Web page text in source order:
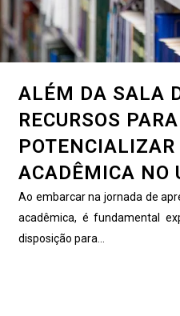
ALÉM DA SALA
RECURSOS PARA
ACADÊMICA NO
Ao embarcar na jornada de
acadêmica, é fundamental
disposição para...